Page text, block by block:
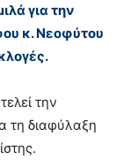
για την
κ. Νεοφύτου
την
τη διαφύλαξη